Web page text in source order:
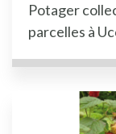
Potager
parcelles à